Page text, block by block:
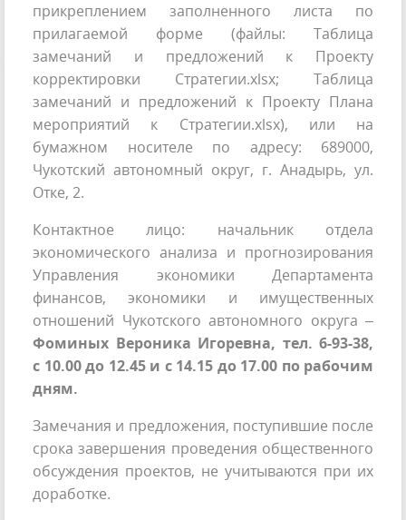
прикреплением заполненного листа по
прилагаемой форме (файлы: Таблица
замечаний и предложений к Проекту
корректировки Стратегии.xlsx; Таблица
замечаний и предложений к Проекту Плана
мероприятий к Стратегии.xlsx), или на
бумажном носителе по адресу: 689000,
Чукотский автономный округ, г. Анадырь, ул.
Отке, 2.
Контактное лицо: начальник отдела
экономического анализа и прогнозирования
Управления экономики Департамента
финансов, экономики и имущественных
отношений Чукотского автономного округа –
Фоминых Вероника Игоревна, тел. 6-93-38,
с 10.00 до 12.45 и с 14.15 до 17.00 по рабочим
дням.
Замечания и предложения, поступившие после
срока завершения проведения общественного
обсуждения проектов, не учитываются при их
доработке.